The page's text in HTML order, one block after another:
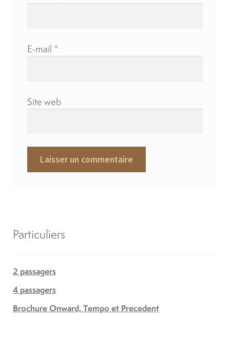
E-mail *
Site web
Particuliers
2 passagers
4 passagers
Brochure Onward, Tempo et Precedent